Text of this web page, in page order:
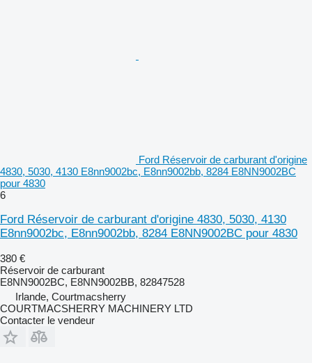
Ford Réservoir de carburant d'origine
4830, 5030, 4130 E8nn9002bc, E8nn9002bb, 8284 E8NN9002BC
pour 4830
6
Ford Réservoir de carburant d'origine 4830, 5030, 4130
E8nn9002bc, E8nn9002bb, 8284 E8NN9002BC pour 4830
380 €
Réservoir de carburant
E8NN9002BC, E8NN9002BB, 82847528
Irlande, Courtmacsherry
COURTMACSHERRY MACHINERY LTD
Contacter le vendeur